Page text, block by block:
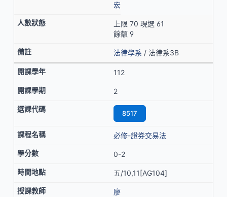
宏
上限 70 現選 61
餘額 9
法律學系 / 法律系3B
112
2
8517
必修-證券交易法
0-2
五/10,11[AG104]
廖